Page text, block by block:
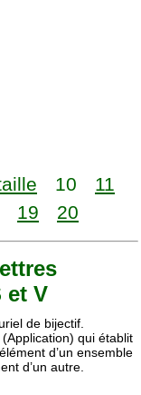
10
11
19 20
et V
de bijectif.
qui établit
d’un ensemble
d’un autre.